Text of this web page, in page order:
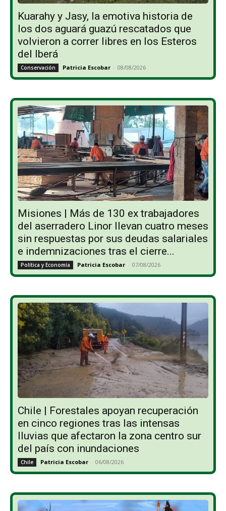
Kuarahy y Jasy, la emotiva historia de
los dos aguará guazú rescatados que
volvieron a correr libres en los Esteros
del Iberá
Conservación Patricia Escobar - 08/08/2026
Misiones | Más de 130 ex trabajadores
del aserradero Linor llevan cuatro meses
sin respuestas por sus deudas salariales
e indemnizaciones tras el cierre...
Política y Economía Patricia Escobar - 07/08/2026
Chile | Forestales apoyan recuperación
en cinco regiones tras las intensas
lluvias que afectaron la zona centro sur
del país con inundaciones
Chile Patricia Escobar - 06/08/2026